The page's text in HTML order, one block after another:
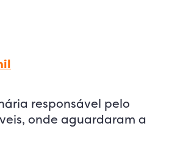
responsável pelo
onde aguardaram a